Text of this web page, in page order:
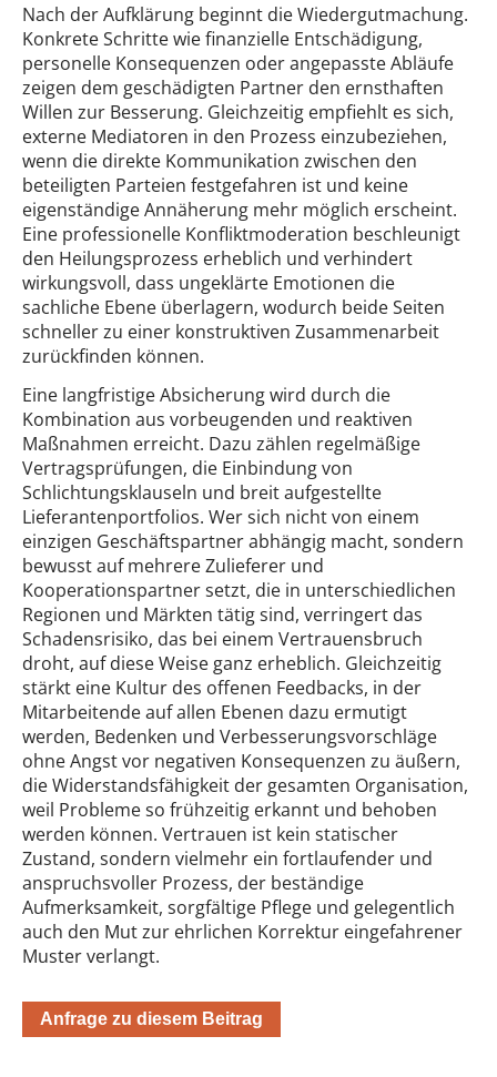
Nach der Aufklärung beginnt die Wiedergutmachung.
Konkrete Schritte wie finanzielle Entschädigung,
personelle Konsequenzen oder angepasste Abläufe
zeigen dem geschädigten Partner den ernsthaften
Willen zur Besserung. Gleichzeitig empfiehlt es sich,
externe Mediatoren in den Prozess einzubeziehen,
wenn die direkte Kommunikation zwischen den
beteiligten Parteien festgefahren ist und keine
eigenständige Annäherung mehr möglich erscheint.
Eine professionelle Konfliktmoderation beschleunigt
den Heilungsprozess erheblich und verhindert
wirkungsvoll, dass ungeklärte Emotionen die
sachliche Ebene überlagern, wodurch beide Seiten
schneller zu einer konstruktiven Zusammenarbeit
zurückfinden können.
Eine langfristige Absicherung wird durch die
Kombination aus vorbeugenden und reaktiven
Maßnahmen erreicht. Dazu zählen regelmäßige
Vertragsprüfungen, die Einbindung von
Schlichtungsklauseln und breit aufgestellte
Lieferantenportfolios. Wer sich nicht von einem
einzigen Geschäftspartner abhängig macht, sondern
bewusst auf mehrere Zulieferer und
Kooperationspartner setzt, die in unterschiedlichen
Regionen und Märkten tätig sind, verringert das
Schadensrisiko, das bei einem Vertrauensbruch
droht, auf diese Weise ganz erheblich. Gleichzeitig
stärkt eine Kultur des offenen Feedbacks, in der
Mitarbeitende auf allen Ebenen dazu ermutigt
werden, Bedenken und Verbesserungsvorschläge
ohne Angst vor negativen Konsequenzen zu äußern,
die Widerstandsfähigkeit der gesamten Organisation,
weil Probleme so frühzeitig erkannt und behoben
werden können. Vertrauen ist kein statischer
Zustand, sondern vielmehr ein fortlaufender und
anspruchsvoller Prozess, der beständige
Aufmerksamkeit, sorgfältige Pflege und gelegentlich
auch den Mut zur ehrlichen Korrektur eingefahrener
Muster verlangt.
Anfrage zu diesem Beitrag